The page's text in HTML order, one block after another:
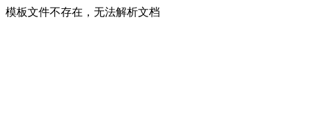
模板文件不存在，无法解析文档